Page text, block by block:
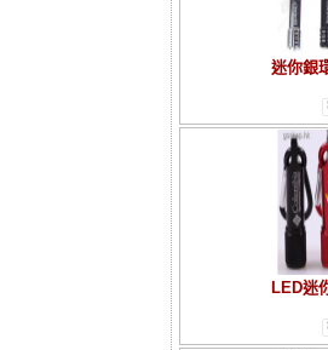
迷你銀
LED迷